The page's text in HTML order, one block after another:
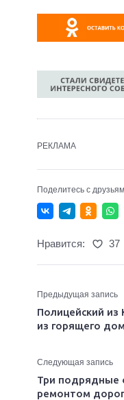
РЕКЛАМА
Поделитесь с
Нравится: 37
Предыдущая запись
Полицейский из
из горящего
Следующая запись
Три подрядные
ремонтом